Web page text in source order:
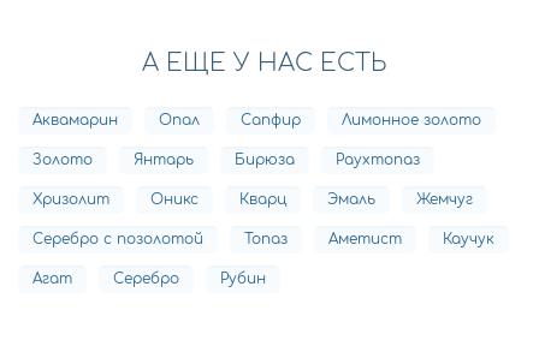
А ЕЩЕ У НАС ЕСТЬ
Аквамарин Опал Сапфир Лимонное золото
Золото Янтарь Бирюза Раухтопаз
Хризолит Оникс Кварц Эмаль Жемчуг
Серебро с позолотой Топаз Аметист Каучук
Агат Серебро Рубин